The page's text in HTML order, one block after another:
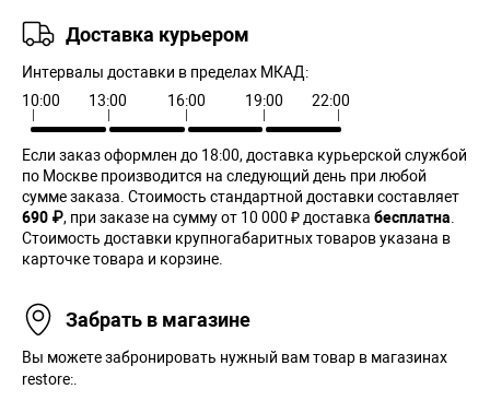
Доставка курьером
Интервалы доставки в пределах МКАД:
10:00
13:00 16:00 19:00 22:00
Если заказ оформлен до 18:00, доставка курьерской службой
по Москве производится на следующий день при любой
сумме заказа. Cтоимость стандартной доставки составляет
690 ₽, при заказе на сумму от 10 000 ₽ доставка бесплатна.
Стоимость доставки крупногабаритных товаров указана в
карточке товара и корзине.
Забрать в магазине
Вы можете забронировать нужный вам товар в магазинах
restore:.